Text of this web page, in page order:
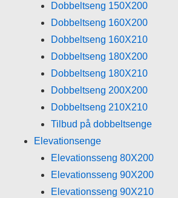
Dobbeltseng 150X200
Dobbeltseng 160X200
Dobbeltseng 160X210
Dobbeltseng 180X200
Dobbeltseng 180X210
Dobbeltseng 200X200
Dobbeltseng 210X210
Tilbud på dobbeltsenge
Elevationsenge
Elevationsseng 80X200
Elevationsseng 90X200
Elevationsseng 90X210